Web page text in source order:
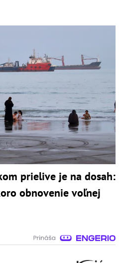
prielive je na dosah:
obnovenie voľnej